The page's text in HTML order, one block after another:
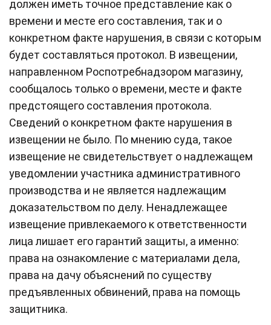
должен иметь точное представление как о
времени и месте его составления, так и о
конкретном факте нарушения, в связи с которым
будет составляться протокол. В извещении,
направленном Роспотребнадзором магазину,
сообщалось только о времени, месте и факте
предстоящего составления протокола.
Сведений о конкретном факте нарушения в
извещении не было. По мнению суда, такое
извещение не свидетельствует о надлежащем
уведомлении участника административного
производства и не является надлежащим
доказательством по делу. Ненадлежащее
извещение привлекаемого к ответственности
лица лишает его гарантий защиты, а именно:
права на ознакомление с материалами дела,
права на дачу объяснений по существу
предъявленных обвинений, права на помощь
защитника.